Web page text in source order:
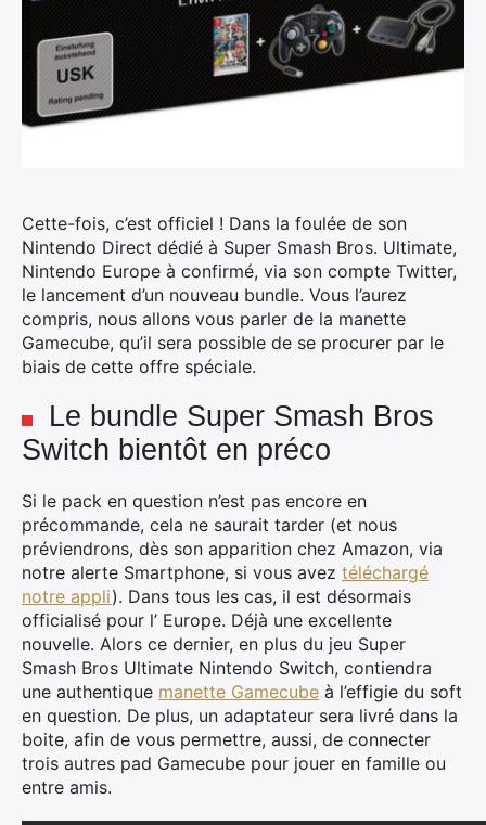
Cette-fois, c’est officiel ! Dans la foulée de son
Nintendo Direct dédié à Super Smash Bros. Ultimate,
Nintendo Europe à confirmé, via son compte Twitter,
le lancement d’un nouveau bundle. Vous l’aurez
compris, nous allons vous parler de la manette
Gamecube, qu’il sera possible de se procurer par le
biais de cette offre spéciale.
Le bundle Super Smash Bros
Switch bientôt en préco
Si le pack en question n’est pas encore en
précommande, cela ne saurait tarder (et nous
préviendrons, dès son apparition chez Amazon, via
notre alerte Smartphone, si vous avez téléchargé
notre appli). Dans tous les cas, il est désormais
officialisé pour l’ Europe. Déjà une excellente
nouvelle. Alors ce dernier, en plus du jeu Super
Smash Bros Ultimate Nintendo Switch, contiendra
une authentique manette Gamecube à l’effigie du soft
en question. De plus, un adaptateur sera livré dans la
boite, afin de vous permettre, aussi, de connecter
trois autres pad Gamecube pour jouer en famille ou
entre amis.